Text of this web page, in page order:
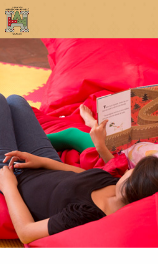
Sobre nosotros
Transparencia
Qué hacemos
Iniciativas
Acervos y
colecciones
Contacto